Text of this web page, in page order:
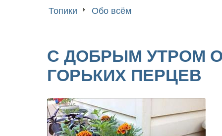
Топики Обо всём
С ДОБРЫМ УТРОМ
ГОРЬКИХ ПЕРЦЕВ